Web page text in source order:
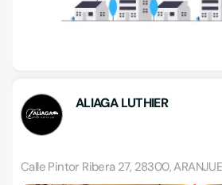
ALIAGA LUTHIER
Calle Pintor Ribera 27, 28300,